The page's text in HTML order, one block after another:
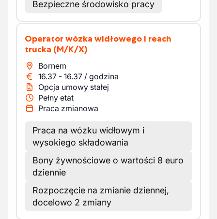
Bezpieczne środowisko pracy
Operator wózka widłowego i reach
trucka (M/K/X)
Bornem
16.37 - 16.37 / godzina
Opcja umowy stałej
Pełny etat
Praca zmianowa
Praca na wózku widłowym i
wysokiego składowania
Bony żywnościowe o wartości 8 euro
dziennie
Rozpoczęcie na zmianie dziennej,
docelowo 2 zmiany